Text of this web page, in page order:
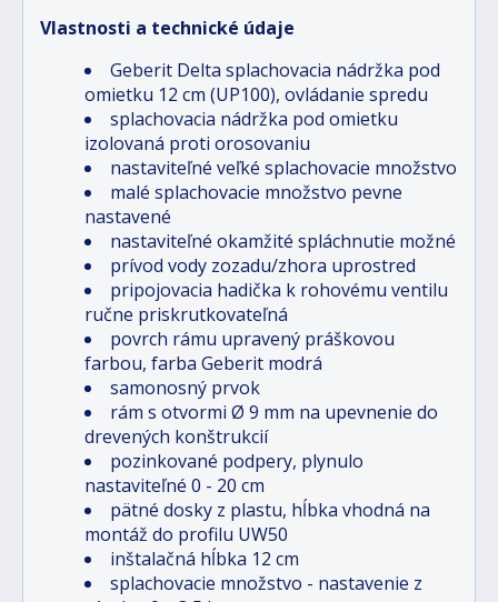
Vlastnosti a technické údaje
Geberit Delta splachovacia nádržka pod
omietku 12 cm (UP100), ovládanie spredu
splachovacia nádržka pod omietku
izolovaná proti orosovaniu
nastaviteľné veľké splachovacie množstvo
malé splachovacie množstvo pevne
nastavené
nastaviteľné okamžité spláchnutie možné
prívod vody zozadu/zhora uprostred
pripojovacia hadička k rohovému ventilu
ručne priskrutkovateľná
povrch rámu upravený práškovou
farbou, farba Geberit modrá
samonosný prvok
rám s otvormi Ø 9 mm na upevnenie do
drevených konštrukcií
pozinkované podpery, plynulo
nastaviteľné 0 - 20 cm
pätné dosky z plastu, hĺbka vhodná na
montáž do profilu UW50
inštalačná hĺbka 12 cm
splachovacie množstvo - nastavenie z